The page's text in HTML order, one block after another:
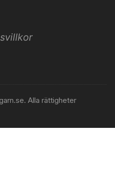
Alla rättigheter